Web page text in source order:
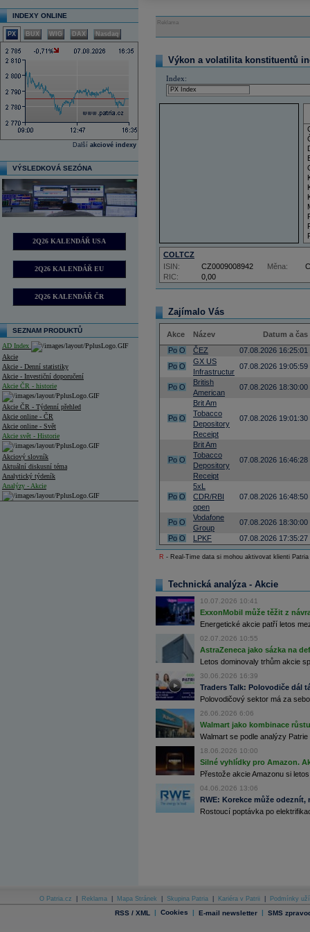
INDEXY ONLINE
PX BUX WIG DAX Nasdaq
Další akciové indexy
VÝSLEDKOVÁ SEZÓNA
2Q26 KALENDÁŘ USA
2Q26 KALENDÁŘ EU
2Q26 KALENDÁŘ ČR
SEZNAM PRODUKTŮ
AD Index
Akcie
Akcie - Denní statistiky
Akcie - Investiční doporučení
Akcie ČR - historie
Akcie ČR - Týdenní přehled
Akcie online - ČR
Akcie online - Svět
Akcie svět - Historie
Akciový slovník
Aktuální diskusní téma
Analytický týdeník
Analýzy - Akcie
Databanka - Ceny
Reklama
Výkon a volatilita konstituentů
Index:
COLTCZ
RIC: 0,00
ISIN: CZ0009008942 Měna:
Zajímalo Vás
Akce Název
Datum a čas
Po O ČEZ
07.08.2026 16:25:01
Po O
GX US
Infrastructur
07.08.2026 19:05:59
Po O
British
American
07.08.2026 18:30:00
Po O
Brit Am
Tobacco
Depository
Receipt
07.08.2026 19:01:30
Po O
Brit Am
Tobacco
Depository
Receipt
07.08.2026 16:46:28
Po O
5xL
CDR/RBI
open
07.08.2026 16:48:50
Po O
Vodafone
Group
07.08.2026 18:30:00
Po O LPKF 07.08.2026 17:35:27
R - Real-Time data si mohou aktivovat klienti
Technická analýza - Akcie
10.07.2026 10:41
ExxonMobil může těžit z
Energetické akcie patří letos
02.07.2026 10:55
AstraZeneca jako sázka na
Letos dominovaly trhům akcie
30.06.2026 16:39
Traders Talk: Polovodiče dál
Polovodičový sektor má za
26.06.2026 6:06
Walmart jako kombinace
Walmart se podle analýzy
18.06.2026 10:00
Silné vyhlídky pro Amazon.
Přestože akcie Amazonu si
04.06.2026 13:06
RWE: Korekce může
Rostoucí poptávka po
O Patria.cz Reklama Mapa Stránek Skupina Patria Kariéra v Patrii Podmínky
RSS / XML | Cookies | E-mail newsletter | SMS